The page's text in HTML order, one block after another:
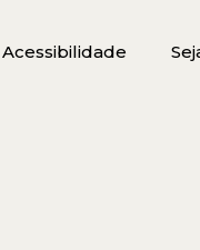
Acessibilidade